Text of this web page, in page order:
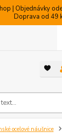
| Objednávky
Doprava od 49
ocelové náušnice